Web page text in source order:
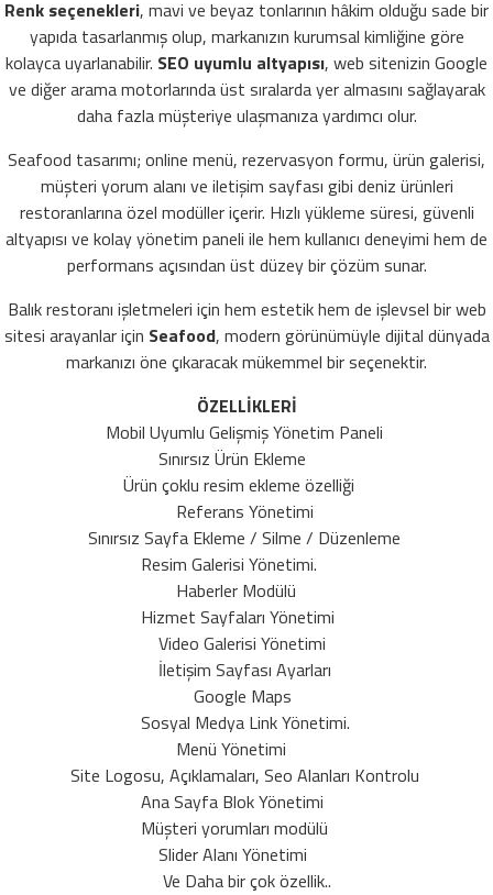
Renk seçenekleri, mavi ve beyaz tonlarının hâkim olduğu sade bir
yapıda tasarlanmış olup, markanızın kurumsal kimliğine göre
kolayca uyarlanabilir. SEO uyumlu altyapısı, web sitenizin Google
ve diğer arama motorlarında üst sıralarda yer almasını sağlayarak
daha fazla müşteriye ulaşmanıza yardımcı olur.
Seafood tasarımı; online menü, rezervasyon formu, ürün galerisi,
müşteri yorum alanı ve iletişim sayfası gibi deniz ürünleri
restoranlarına özel modüller içerir. Hızlı yükleme süresi, güvenli
altyapısı ve kolay yönetim paneli ile hem kullanıcı deneyimi hem de
performans açısından üst düzey bir çözüm sunar.
Balık restoranı işletmeleri için hem estetik hem de işlevsel bir web
sitesi arayanlar için Seafood, modern görünümüyle dijital dünyada
markanızı öne çıkaracak mükemmel bir seçenektir.
ÖZELLİKLERİ
Mobil Uyumlu Gelişmiş Yönetim Paneli
Sınırsız Ürün Ekleme
Ürün çoklu resim ekleme özelliği
Referans Yönetimi
Sınırsız Sayfa Ekleme / Silme / Düzenleme
Resim Galerisi Yönetimi.
Haberler Modülü
Hizmet Sayfaları Yönetimi
Video Galerisi Yönetimi
İletişim Sayfası Ayarları
Google Maps
Sosyal Medya Link Yönetimi.
Menü Yönetimi
Site Logosu, Açıklamaları, Seo Alanları Kontrolu
Ana Sayfa Blok Yönetimi
Müşteri yorumları modülü
Slider Alanı Yönetimi
Ve Daha bir çok özellik..